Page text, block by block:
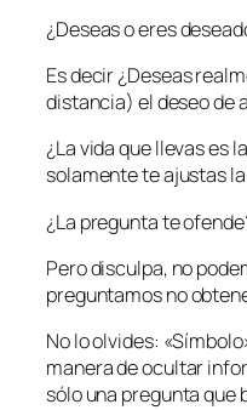
¿Deseas o eres
Es decir ¿Deseas
distancia) el deseo de
¿La vida que llevas es
solamente te ajustas
¿La pregunta te
Pero disculpa, no
preguntamos no
No lo olvides:
manera de ocultar
sólo una pregunta